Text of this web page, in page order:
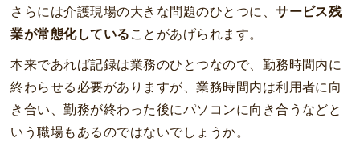
さらには介護現場の大きな問題のひとつに、サービス残
業が常態化している ことがあげられます。
本来であれば記録は業務のひとつなので、勤務時間内に
終わらせる必要がありますが、業務時間内は利用者に向
き合い、勤務が終わった後にパソコンに向き合うなどと
いう職場もあるのではないでしょうか。